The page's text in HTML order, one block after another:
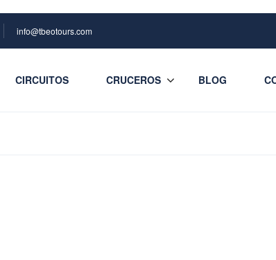
info@tbeotours.com
CIRCUITOS CRUCEROS BLOG